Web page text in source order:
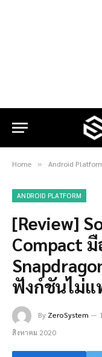
Home » Android
ANDROID PLATFORM
[Review]
Compact
ฟังก์ชันไม่
By ZeroSystem
สิงหาคม 2020